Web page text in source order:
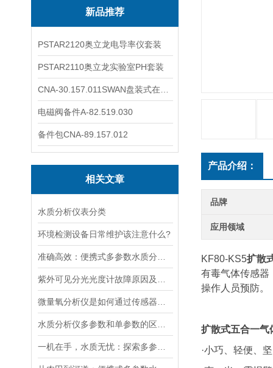
新品推荐
PSTAR2120奥立龙电导率仪套装
PSTAR2110奥立龙实验室PH套装
电磁阀备件A-82.519.030
备件包CNA-89.157.012
相关文章
水质分析仪表分类
环境检测设备日常维护该注意什么?
产品介绍：
品牌
应用领域
KF80-KS5扩散
有毒气体传感器
操作人员预防。
扩散式五合一气
·小巧、轻便、